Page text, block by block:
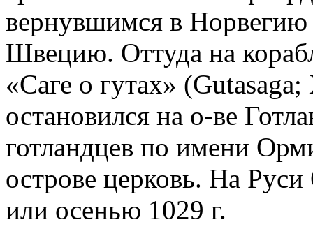
вернувшимся в
Швецию. Оттуда на
«Саге о гутах»
остановился на о-ве
готландцев по имени
острове церковь. На
или осенью 1029 г.